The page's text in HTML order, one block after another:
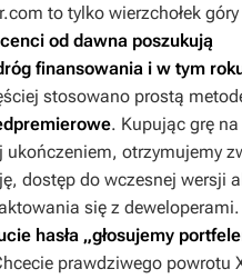
to tylko wierzchołek
od dawna poszukują
finansowania i w tym
stosowano prostą
. Kupując grę
ukończeniem, otrzymujemy
dostęp do wczesnej wersji
się z deweloperami.
hasła „głosujemy
prawdziwego powrotu